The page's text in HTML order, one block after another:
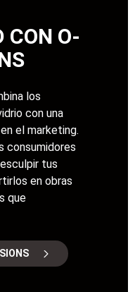
CON O-
los
con una
el marketing.
consumidores
tus
en obras
que